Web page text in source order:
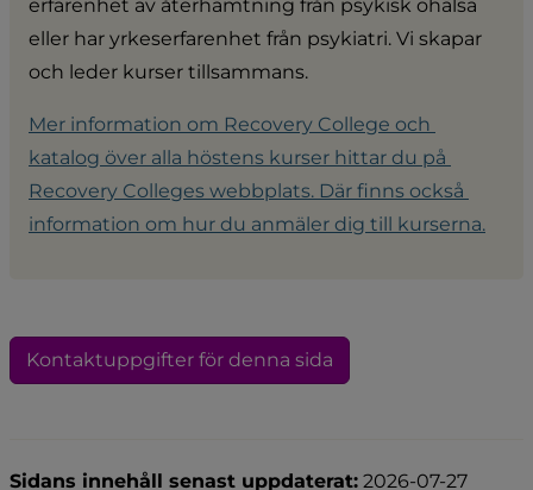
erfarenhet av återhämtning från psykisk ohälsa
eller har yrkeserfarenhet från psykiatri. Vi skapar
och leder kurser tillsammans.
Mer information om Recovery College och
katalog över alla höstens kurser hittar du på
Recovery Colleges webbplats. Där finns också
information om hur du anmäler dig till kurserna.
Kontaktuppgifter för denna sida
Sidans innehåll senast uppdaterat: 2026-07-27